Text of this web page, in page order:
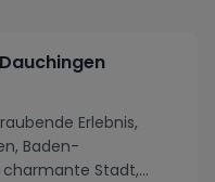
Erlebnis,
Baden-
Stadt,